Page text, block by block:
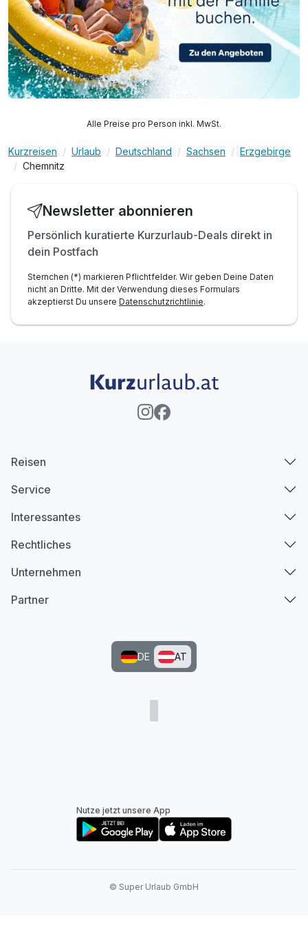
Alle Preise pro Person inkl. MwSt.
Kurzreisen Urlaub Deutschland Sachsen
Erzgebirge
Chemnitz
Newsletter abonnieren
Persönlich kuratierte Kurzurlaub-Deals direkt in
dein Postfach
Sternchen (*) markieren Pflichtfelder. Wir geben Deine Daten
nicht an Dritte. Mit der Verwendung dieses Formulars
akzeptierst Du unsere Datenschutzrichtlinie.
Reisen
Service
Interessantes
Rechtliches
Unternehmen
Partner
DE AT
Nutze jetzt unsere App
© Super Urlaub GmbH